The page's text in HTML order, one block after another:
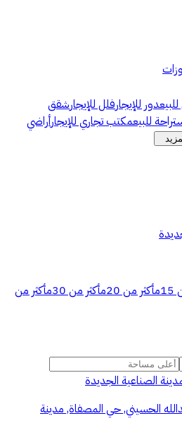
دور للإيجارفلل للإيجارشقق
للبيعمكتب تجاري للإيجارأراضي
أكثر من 20م أكثر من 30م
أكثر من
الصناعية الجديدة
الحسيني, حي المصفاة, مدينة